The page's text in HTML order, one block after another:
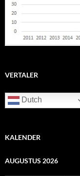
VERTALER
Dutch
KALENDER
AUGUSTUS 2026